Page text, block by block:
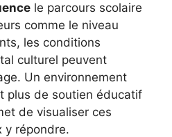
le parcours scolaire
comme le niveau
les conditions
culturel peuvent
Un environnement
plus de soutien éducatif
de visualiser ces
y répondre.